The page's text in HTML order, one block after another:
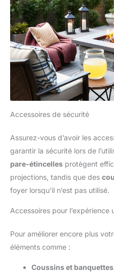
Accessoires de sécurité
Assurez-vous d’avoir les
garantir la sécurité lors de
pare-étincelles protègent
projections, tandis que des
foyer lorsqu’il n’est pas utilisé.
Accessoires pour l’expérience
Pour améliorer encore plus
éléments comme :
Coussins et banquettes